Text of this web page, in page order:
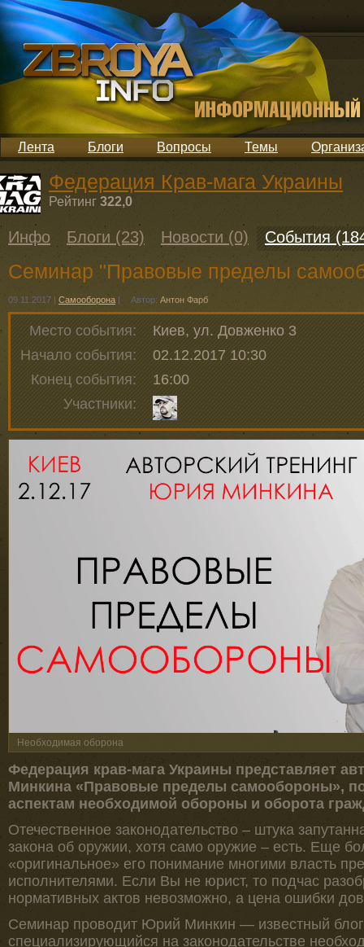
Лента Блоги Вопросы Темы
Федерация Крав-мага Украины
Рейтинг 322,0
Инфо Блоги (23) Новости (0) События
Семинар "Правовые пределы
09.11.2017 | Самооборона | Автор: Антон Фарб
Место события:
Киев, ул. Довженко 3
Начало события:
02.12.2017 10:30
Конец события:
16:00
Участники:
Необходимая оборона
Федерация крав-мага Украины представляет
Минкина «Правовые пределы самообороны»,
аспектам необходимой обороны и оборота
Отечественное законодательство – штука
закона об оружии, хотя само оружие – есть. Еще
«оригинальное» его понимание многими власть
исполнителями. Если Вы не юрист, то подчас
нормативных актов невозможно, а цена ошибки
Семинар проводит Юрий Минкин — известный
специализирующийся на законодательстве